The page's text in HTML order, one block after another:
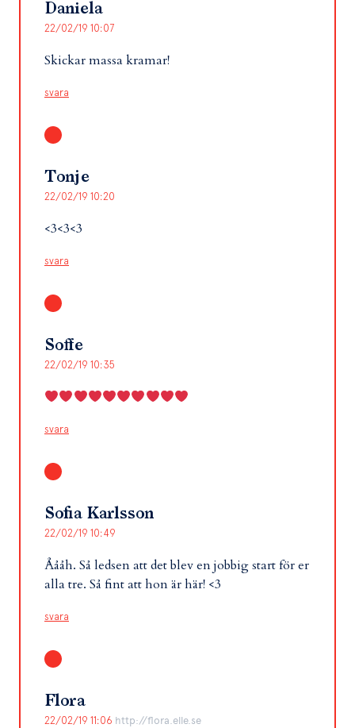
Daniela
22/02/19 10:07
Skickar massa kramar!
svara
Tonje
22/02/19 10:20
<3<3<3
svara
Soffe
22/02/19 10:35
svara
Sofia Karlsson
22/02/19 10:49
Åååh. Så ledsen att det blev en jobbig start för er
alla tre. Så fint att hon är här! <3
svara
Flora
22/02/19 11:06 http://flora.elle.se